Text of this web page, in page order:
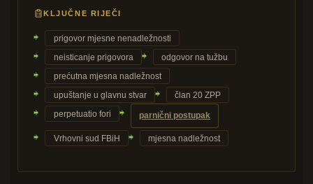
KLJUČNE RIJEČI
prigovor mjesne nenadležnosti
neisticanje prigovora
odgovor na tužbu
prećutna mjesna nadležnost
upuštanje u glavnu stvar
član 20 ZPP
perpetuatio fori
parnični postupak
Vrhovni sud FBiH mjesna nadležnost